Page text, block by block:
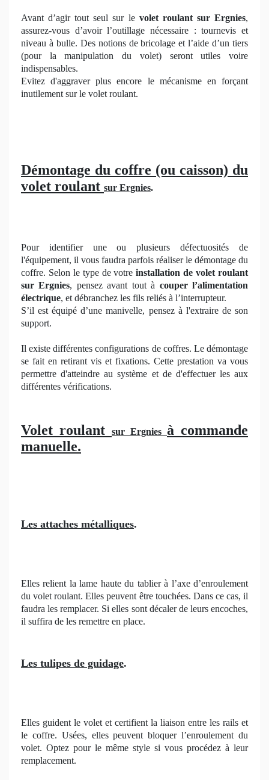
Avant d’agir tout seul sur le volet roulant sur Ergnies,
assurez-vous d’avoir l’outillage nécessaire : tournevis et
niveau à bulle. Des notions de bricolage et l’aide d’un tiers
(pour la manipulation du volet) seront utiles voire
indispensables.
Evitez d'aggraver plus encore le mécanisme en forçant
inutilement sur le volet roulant.
Démontage du coffre (ou caisson) du
volet roulant sur Ergnies.
Pour identifier une ou plusieurs défectuosités de
l'équipement, il vous faudra parfois réaliser le démontage du
coffre. Selon le type de votreinstallation de volet roulant
sur Ergnies, pensez avant tout à couper l’alimentation
électrique, et débranchez les fils reliés à l’interrupteur.
S’il est équipé d’une manivelle, pensez à l'extraire de son
support.
Il existe différentes configurations de coffres. Le démontage
se fait en retirant vis et fixations. Cette prestation va vous
permettre d'atteindre au système et de d'effectuer les aux
différentes vérifications.
Volet roulant sur Ergnies à commande
manuelle.
Les attaches métalliques.
Elles relient la lame haute du tablier à l’axe d’enroulement
du volet roulant. Elles peuvent être touchées. Dans ce cas, il
faudra les remplacer. Si elles sont décaler de leurs encoches,
il suffira de les remettre en place.
Les tulipes de guidage.
Elles guident le volet et certifient la liaison entre les rails et
le coffre. Usées, elles peuvent bloquer l’enroulement du
volet. Optez pour le même style si vous procédez à leur
remplacement.